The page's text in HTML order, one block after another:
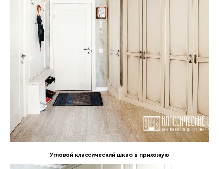
Угловой классический шкаф в прихожую